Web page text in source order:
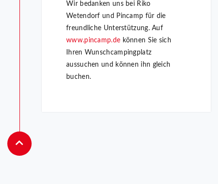
Wir bedanken uns bei Riko
Wetendorf und Pincamp für die
freundliche Unterstützung. Auf
www.pincamp.de können Sie sich
Ihren Wunschcampingplatz
aussuchen und können ihn gleich
buchen.